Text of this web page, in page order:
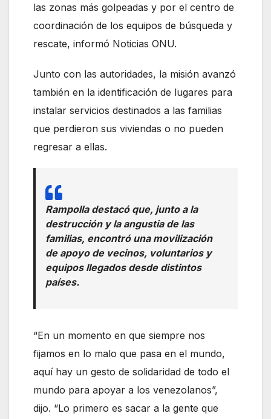
las zonas más golpeadas y por el centro de
coordinación de los equipos de búsqueda y
rescate, informó Noticias ONU.
Junto con las autoridades, la misión avanzó
también en la identificación de lugares para
instalar servicios destinados a las familias
que perdieron sus viviendas o no pueden
regresar a ellas.
Rampolla destacó que, junto a la
destrucción y la angustia de las
familias, encontró una movilización
de apoyo de vecinos, voluntarios y
equipos llegados desde distintos
países.
“En un momento en que siempre nos
fijamos en lo malo que pasa en el mundo,
aquí hay un gesto de solidaridad de todo el
mundo para apoyar a los venezolanos”,
dijo. “Lo primero es sacar a la gente que